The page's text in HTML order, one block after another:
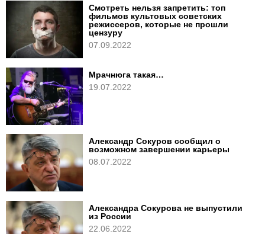
Смотреть нельзя запретить: топ
фильмов культовых советских
режиссеров, которые не прошли
цензуру
07.09.2022
Мрачнюга такая…
19.07.2022
Александр Сокуров сообщил о
возможном завершении карьеры
08.07.2022
Александра Сокурова не выпустили
из России
22.06.2022